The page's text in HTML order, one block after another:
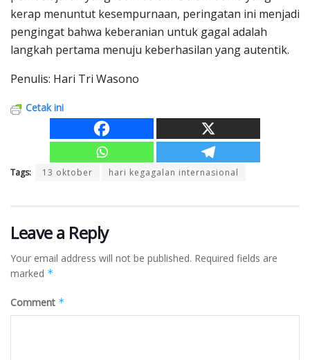
kerap menuntut kesempurnaan, peringatan ini menjadi
pengingat bahwa keberanian untuk gagal adalah
langkah pertama menuju keberhasilan yang autentik.
Penulis: Hari Tri Wasono
Cetak ini
Tags: 13 oktober hari kegagalan internasional
Leave a Reply
Your email address will not be published. Required fields are
marked *
Comment *